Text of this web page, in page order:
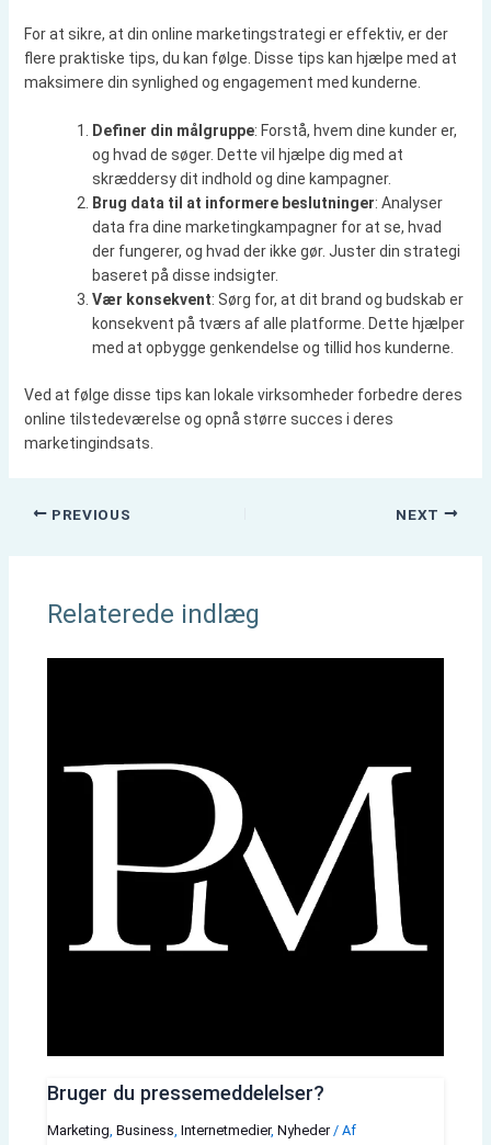
For at sikre, at din online marketingstrategi er effektiv, er der
flere praktiske tips, du kan følge. Disse tips kan hjælpe med at
maksimere din synlighed og engagement med kunderne.
Definer din målgruppe: Forstå, hvem dine kunder er,
og hvad de søger. Dette vil hjælpe dig med at
skræddersy dit indhold og dine kampagner.
Brug data til at informere beslutninger: Analyser
data fra dine marketingkampagner for at se, hvad
der fungerer, og hvad der ikke gør. Juster din strategi
baseret på disse indsigter.
Vær konsekvent: Sørg for, at dit brand og budskab er
konsekvent på tværs af alle platforme. Dette hjælper
med at opbygge genkendelse og tillid hos kunderne.
Ved at følge disse tips kan lokale virksomheder forbedre deres
online tilstedeværelse og opnå større succes i deres
marketingindsats.
PREVIOUS NEXT
Relaterede indlæg
Bruger du pressemeddelelser?
Marketing, Business, Internetmedier, Nyheder/ Af